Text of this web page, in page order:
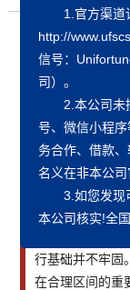
国务院办公
各省、自治区、
行基础并不牢固
在合理区间的重
1.官方渠道
http://
信号：
司）。
2.本公司未
号、微信小程
务合作、借款
名义在非本公司
3.如您发现
本公司核实!全